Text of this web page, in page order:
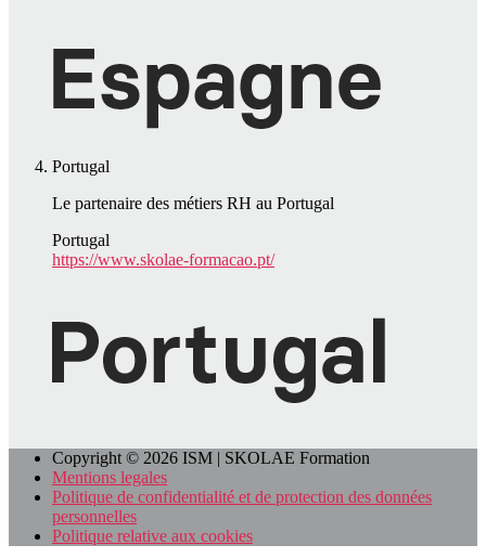
Portugal
Le partenaire des métiers RH au Portugal
Portugal
https://www.skolae-formacao.pt/
Copyright © 2026 ISM | SKOLAE Formation
Mentions legales
Politique de confidentialité et de protection des données
personnelles
Politique relative aux cookies